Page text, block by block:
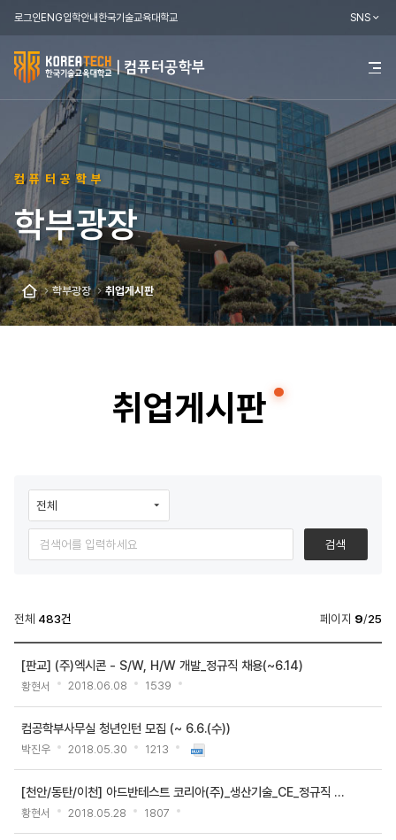
로그인ENG입학안내한국기술교육대학교 SNS
한
국
기
교
육
대
학
교
전
메
뉴
컴퓨터공학부
학부광장
홈
학부광장 취업게시판
취업게시판
업
게
판
검
색
검색
전체 483건 페이지 9/25
부
광
게
시
[판교] (주)엑시콘 - S/W, H/W 개발_정규직 채용(~6.14)
황현서 2018.06.08 1539
컴공학부사무실 청년인턴 모집 (~ 6.6.(수))
박진우 2018.05.30 1213
[천안/동탄/이천] 아드반테스트 코리아(주)_생산기술_CE_정규직 채용(~6/3)
황현서 2018.05.28 1807